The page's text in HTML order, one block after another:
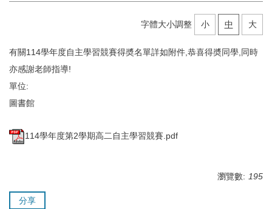
字體大小調整 小 中 大
有關114學年度自主學習競賽得奬名單詳如附件,恭喜得奬同學,同時
亦感謝老師指導!
單位:
圖書館
114學年度第2學期高二自主學習競賽.pdf
瀏覽數: 195
分享